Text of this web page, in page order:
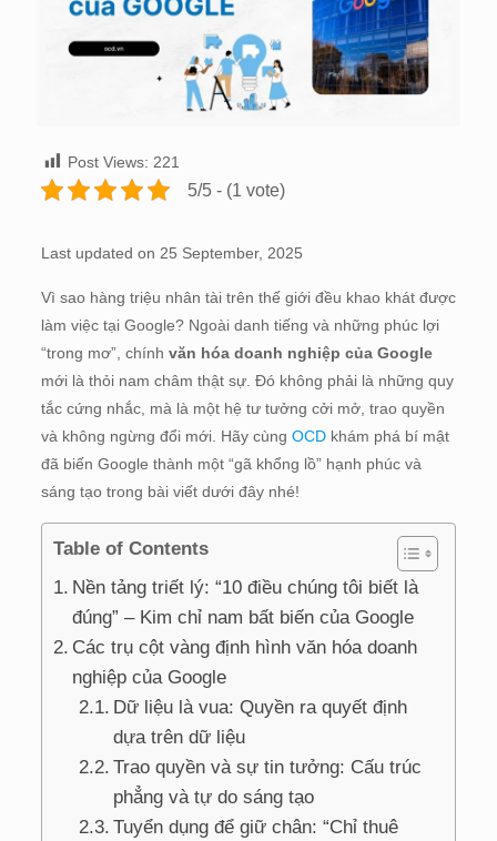
Post Views: 221
5/5 - (1 vote)
Last updated on 25 September, 2025
Vì sao hàng triệu nhân tài trên thế giới đều khao khát được
làm việc tại Google? Ngoài danh tiếng và những phúc lợi
“trong mơ”, chính văn hóa doanh nghiệp của Google
mới là thỏi nam châm thật sự. Đó không phải là những quy
tắc cứng nhắc, mà là một hệ tư tưởng cởi mở, trao quyền
và không ngừng đổi mới. Hãy cùng OCDkhám phá bí mật
đã biến Google thành một “gã khổng lồ” hạnh phúc và
sáng tạo trong bài viết dưới đây nhé!
Table of Contents
Nền tảng triết lý: “10 điều chúng tôi biết là
đúng” – Kim chỉ nam bất biến của Google
Các trụ cột vàng định hình văn hóa doanh
nghiệp của Google
Dữ liệu là vua: Quyền ra quyết định
dựa trên dữ liệu
Trao quyền và sự tin tưởng: Cấu trúc
phẳng và tự do sáng tạo
Tuyển dụng để giữ chân: “Chỉ thuê